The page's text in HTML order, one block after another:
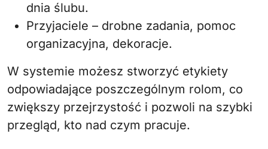
dnia ślubu.
Przyjaciele – drobne zadania, pomoc
organizacyjna, dekoracje.
W systemie możesz stworzyć etykiety
odpowiadające poszczególnym rolom, co
zwiększy przejrzystość i pozwoli na szybki
przegląd, kto nad czym pracuje.